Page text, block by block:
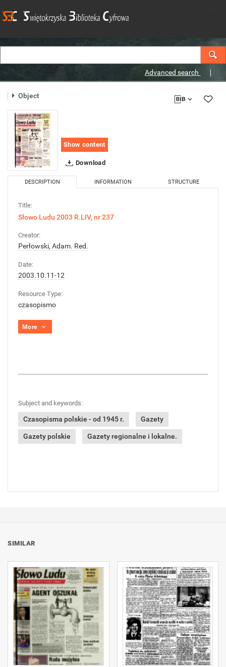
Advanced search
Object
Show content
Download
DESCRIPTION INFORMATION STRUCTURE
Title:
Słowo Ludu 2003 R.LIV, nr 237
Creator:
Perłowski, Adam. Red.
Date:
2003.10.11-12
Resource Type:
czasopismo
More
Subject and keywords:
Czasopisma polskie - od 1945 r. Gazety
Gazety polskie Gazety regionalne i lokalne.
SIMILAR